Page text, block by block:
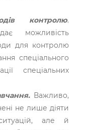
контролю.
можливість
для контролю
спеціального
спеціальних
Важливо,
не лише діяти
але й